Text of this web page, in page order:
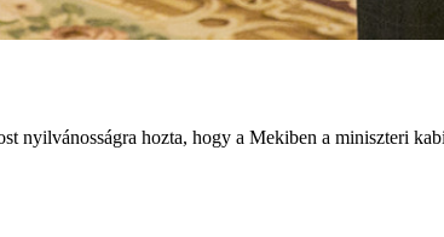
hozta, hogy a Mekiben a miniszteri